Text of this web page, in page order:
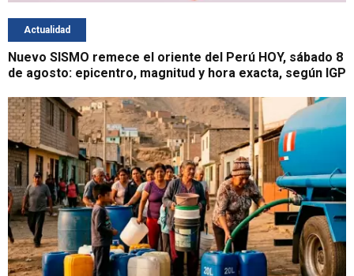
Actualidad
Nuevo SISMO remece el oriente del Perú HOY, sábado 8
de agosto: epicentro, magnitud y hora exacta, según IGP